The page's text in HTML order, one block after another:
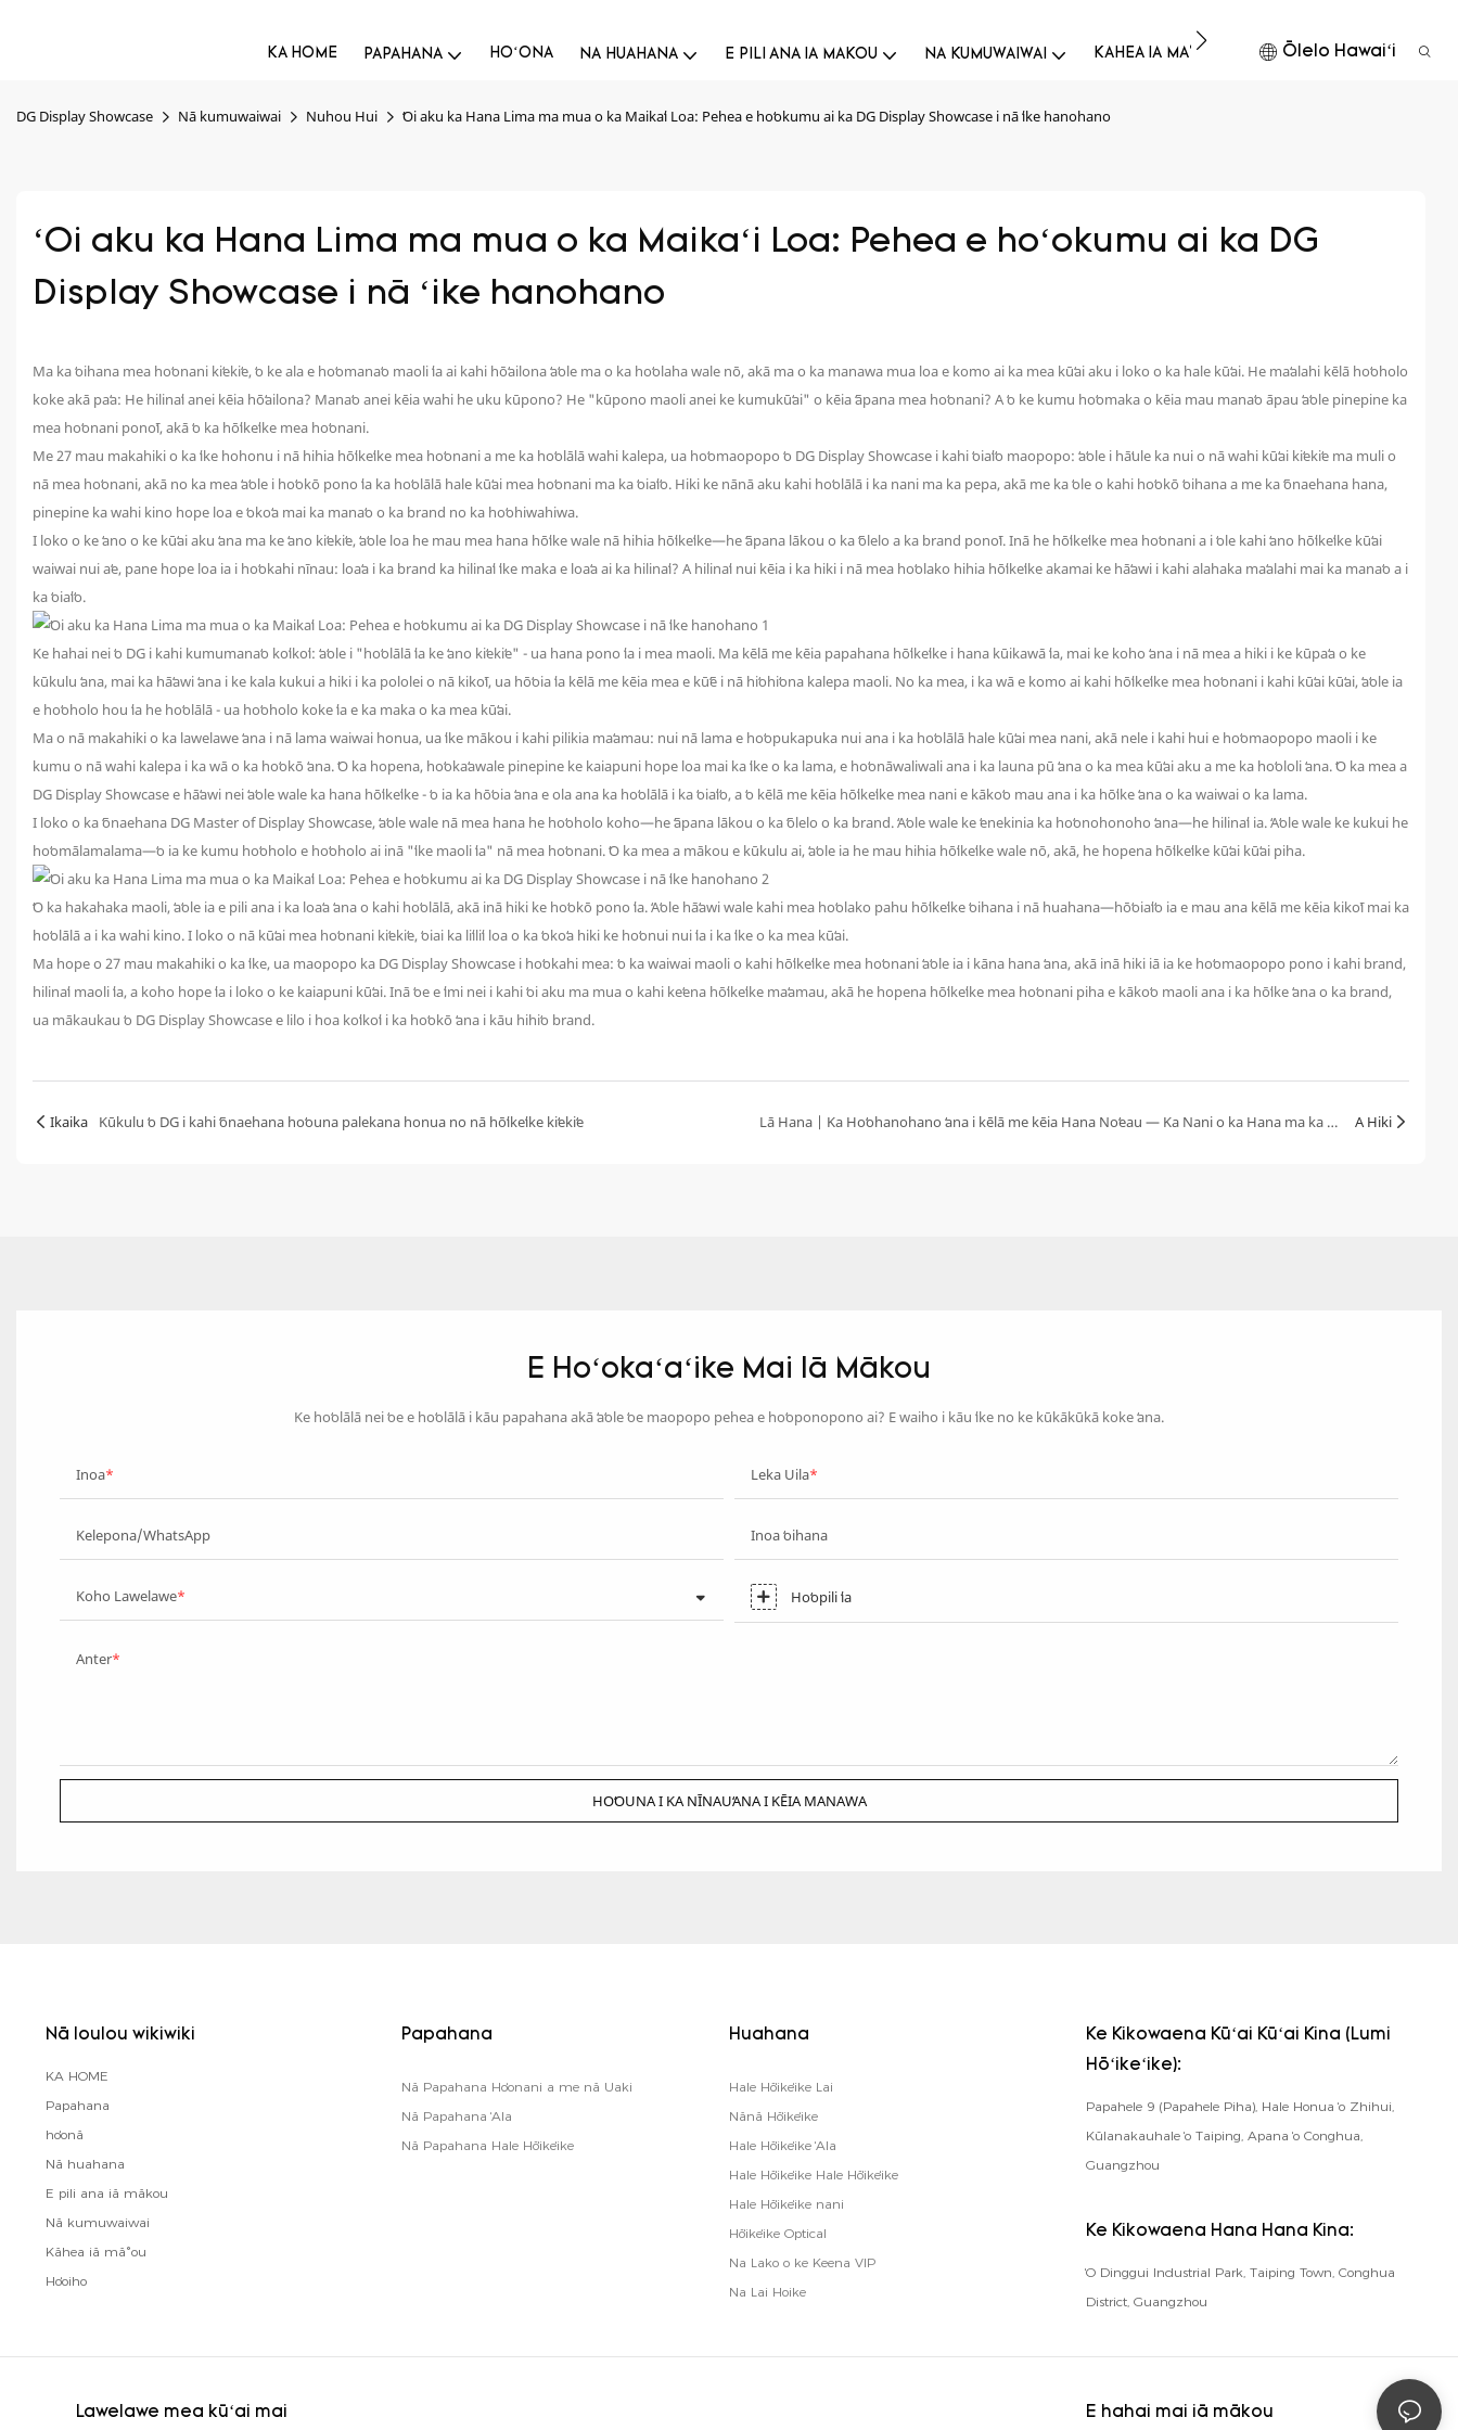
KA HOME PAPAHANA HOʻONĀ NĀ HUAHANA E PILI ANA IĀ MĀKOU NĀ KUMUWAIWAI KĀHEA IĀ MĀ˚OU HOʻOIHOŌlelo Hawaiʻi
DG Display Showcase Nā kumuwaiwai Nuhou Hui ʻOi aku ka Hana Lima ma mua o ka Maikaʻi Loa: Pehea e hoʻokumu ai ka DG Display Showcase i nā ʻike hanohano
ʻOi aku ka Hana Lima ma mua o ka Maikaʻi Loa: Pehea e hoʻokumu ai ka DG
Display Showcase i nā ʻike hanohano
Ma ka ʻoihana mea hoʻonani kiʻekiʻe, ʻo ke ala e hoʻomanaʻo maoli ʻia ai kahi hōʻailona ʻaʻole ma o ka hoʻolaha wale nō, akā ma o ka manawa mua loa e komo ai ka mea kūʻai aku i loko o ka hale kūʻai. He maʻalahi kēlā hoʻoholo
koke akā paʻa: He hilinaʻi anei kēia hōʻailona? Manaʻo anei kēia wahi he uku kūpono? He "kūpono maoli anei ke kumukūʻai" o kēia ʻāpana mea hoʻonani? A ʻo ke kumu hoʻomaka o kēia mau manaʻo āpau ʻaʻole pinepine ka
mea hoʻonani ponoʻī, akā ʻo ka hōʻikeʻike mea hoʻonani.
Me 27 mau makahiki o ka ʻike hohonu i nā hihia hōʻikeʻike mea hoʻonani a me ka hoʻolālā wahi kalepa, ua hoʻomaopopo ʻo DG Display Showcase i kahi ʻoiaʻiʻo maopopo: ʻaʻole i hāʻule ka nui o nā wahi kūʻai kiʻekiʻe ma muli o
nā mea hoʻonani, akā no ka mea ʻaʻole i hoʻokō pono ʻia ka hoʻolālā hale kūʻai mea hoʻonani ma ka ʻoiaʻiʻo. Hiki ke nānā aku kahi hoʻolālā i ka nani ma ka pepa, akā me ka ʻole o kahi hoʻokō ʻoihana a me ka ʻōnaehana hana,
pinepine ka wahi kino hope loa e ʻokoʻa mai ka manaʻo o ka brand no ka hoʻohiwahiwa.
I loko o ke ʻano o ke kūʻai aku ʻana ma ke ʻano kiʻekiʻe, ʻaʻole loa he mau mea hana hōʻike wale nā ​​hihia hōʻikeʻike—he ʻāpana lākou o ka ʻōlelo a ka brand ponoʻī. Inā he hōʻikeʻike mea hoʻonani a i ʻole kahi ʻano hōʻikeʻike kūʻai
waiwai nui aʻe, pane hope loa ia i hoʻokahi nīnau: loaʻa i ka brand ka hilinaʻi ʻike maka e loaʻa ai ka hilinaʻi? A hilinaʻi nui kēia i ka hiki i nā mea hoʻolako hihia hōʻikeʻike akamai ke hāʻawi i kahi alahaka maʻalahi mai ka manaʻo a i
ka ʻoiaʻiʻo.
Ke hahai nei ʻo DG i kahi kumumanaʻo koʻikoʻi: ʻaʻole i "hoʻolālā ʻia ke ʻano kiʻekiʻe" - ua hana pono ʻia i mea maoli. Ma kēlā me kēia papahana hōʻikeʻike i hana kūikawā ʻia, mai ke koho ʻana i nā mea a hiki i ke kūpaʻa o ke
kūkulu ʻana, mai ka hāʻawi ʻana i ke kala kukui a hiki i ka pololei o nā kikoʻī, ua hōʻoia ʻia kēlā me kēia mea e kūʻē i nā hiʻohiʻona kalepa maoli. No ka mea, i ka wā e komo ai kahi hōʻikeʻike mea hoʻonani i kahi kūʻai kūʻai, ʻaʻole ia
e hoʻoholo hou ʻia he hoʻolālā - ua hoʻoholo koke ʻia e ka maka o ka mea kūʻai.
Ma o nā makahiki o ka lawelawe ʻana i nā lama waiwai honua, ua ʻike mākou i kahi pilikia maʻamau: nui nā lama e hoʻopukapuka nui ana i ka hoʻolālā hale kūʻai mea nani, akā nele i kahi hui e hoʻomaopopo maoli i ke
kumu o nā wahi kalepa i ka wā o ka hoʻokō ʻana. ʻO ka hopena, hoʻokaʻawale pinepine ke kaiapuni hope loa mai ka ʻike o ka lama, e hoʻonāwaliwali ana i ka launa pū ʻana o ka mea kūʻai aku a me ka hoʻololi ʻana. ʻO ka mea a
DG Display Showcase e hāʻawi nei ʻaʻole wale ka hana hōʻikeʻike - ʻo ia ka hōʻoia ʻana e ola ana ka hoʻolālā i ka ʻoiaʻiʻo, a ʻo kēlā me kēia hōʻikeʻike mea nani e kākoʻo mau ana i ka hōʻike ʻana o ka waiwai o ka lama.
I loko o ka ʻōnaehana DG Master of Display Showcase, ʻaʻole wale nā ​​​​mea hana he hoʻoholo koho—he ʻāpana lākou o ka ʻōlelo o ka brand. ʻAʻole wale ke ʻenekinia ka hoʻonohonoho ʻana—he hilinaʻi ia. ʻAʻole wale ke kukui he
hoʻomālamalama—ʻo ia ke kumu hoʻoholo e hoʻoholo ai inā "ʻike maoli ʻia" nā mea hoʻonani. ʻO ka mea a mākou e kūkulu ai, ʻaʻole ia he mau hihia hōʻikeʻike wale nō, akā, he hopena hōʻikeʻike kūʻai kūʻai piha.
ʻO ka hakahaka maoli, ʻaʻole ia e pili ana i ka loaʻa ʻana o kahi hoʻolālā, akā inā hiki ke hoʻokō pono ʻia. ʻAʻole hāʻawi wale kahi mea hoʻolako pahu hōʻikeʻike ʻoihana i nā huahana—hōʻoiaʻiʻo ia e mau ana kēlā me kēia kikoʻī mai ka
hoʻolālā a i ka wahi kino. I loko o nā kūʻai mea hoʻonani kiʻekiʻe, ʻoiai ka liʻiliʻi loa o ka ʻokoʻa hiki ke hoʻonui nui ʻia i ka ʻike o ka mea kūʻai.
Ma hope o 27 mau makahiki o ka ʻike, ua maopopo ka DG Display Showcase i hoʻokahi mea: ʻo ka waiwai maoli o kahi hōʻikeʻike mea hoʻonani ʻaʻole ia i kāna hana ʻana, akā inā hiki iā ia ke hoʻomaopopo pono i kahi brand,
hilinaʻi maoli ʻia, a koho hope ʻia i loko o ke kaiapuni kūʻai. Inā ʻoe e ʻimi nei i kahi ʻoi aku ma mua o kahi keʻena hōʻikeʻike maʻamau, akā he hopena hōʻikeʻike mea hoʻonani piha e kākoʻo maoli ana i ka hōʻike ʻana o ka brand,
ua mākaukau ʻo DG Display Showcase e lilo i hoa koʻikoʻi i ka hoʻokō ʻana i kāu hihiʻo brand.
Ikaika Kūkulu ʻo DG i kahi ʻōnaehana hoʻouna palekana honua no nā hōʻikeʻike kiʻekiʻe Lā Hana | Ka Hoʻohanohano ʻana i kēlā me kēia Hana Noʻeau — Ka Nani o ka Hana ma ka DG Display Showcase A Hiki
E Hoʻokaʻaʻike Mai Iā Mākou
Ke hoʻolālā nei ʻoe e hoʻolālā i kāu papahana akā ʻaʻole ʻoe maopopo pehea e hoʻoponopono ai? E waiho i kāu ʻike no ke kūkākūkā koke ʻana.
Inoa Leka Uila
Kelepona/WhatsApp Inoa ʻoihana
Koho Lawelawe Hoʻopili ʻia
Anter
HOʻOUNA I KA NĪNAUʻANA I KĒIA MANAWA
Nā loulou wikiwiki
KA HOME
Papahana
hoʻonā
Nā huahana
E pili ana iā mākou
Nā kumuwaiwai
Kāhea iā mā˚ou
Hoʻoiho
Papahana
Nā Papahana Hoʻonani a me nā Uaki
Nā Papahana ʻAla
Nā Papahana Hale Hōʻikeʻike
Huahana
Hale Hōʻikeʻike Lai
Nānā Hōʻikeʻike
Hale Hōʻikeʻike ʻAla
Hale Hōʻikeʻike Hale Hōʻikeʻike
Hale Hōʻikeʻike nani
Hōʻikeʻike Optical
Na Lako o ke Keena VIP
Na Lai Hoike
Ke Kikowaena Kūʻai Kūʻai Kina (Lumi
Hōʻikeʻike):
Papahele 9 (Papahele Piha), Hale Honua ʻo Zhihui,
Kūlanakauhale ʻo Taiping, Apana ʻo Conghua,
Guangzhou
Ke Kikowaena Hana Hana Kina:
ʻO Dinggui Industrial Park, Taiping Town, Conghua
District, Guangzhou
Lawelawe mea kūʻai mai E hahai mai iā mākou